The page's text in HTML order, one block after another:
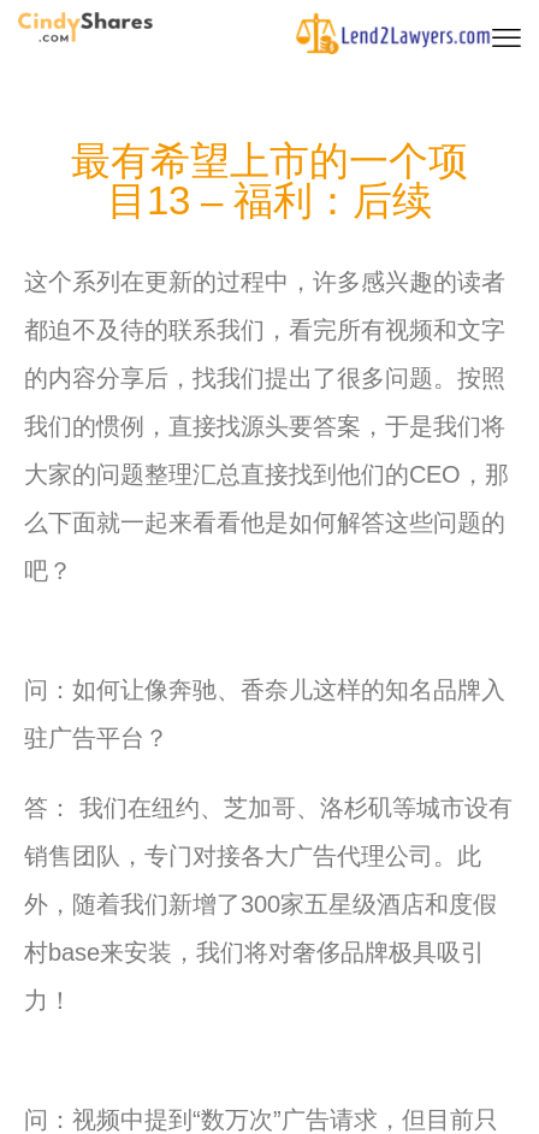
最有希望上市的一个项
目13 – 福利：后续
这个系列在更新的过程中，许多感兴趣的读者
都迫不及待的联系我们，看完所有视频和文字
的内容分享后，找我们提出了很多问题。按照
我们的惯例，直接找源头要答案，于是我们将
大家的问题整理汇总直接找到他们的CEO，那
么下面就一起来看看他是如何解答这些问题的
吧？
问：如何让像奔驰、香奈儿这样的知名品牌入
驻广告平台？
答： 我们在纽约、芝加哥、洛杉矶等城市设有
销售团队，专门对接各大广告代理公司。此
外，随着我们新增了300家五星级酒店和度假
村base来安装，我们将对奢侈品牌极具吸引
力！
问：视频中提到“数万次”广告请求，但目前只